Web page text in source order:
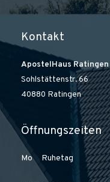
Kontakt
ApostelHaus Ratingen
Sohlstättenstr. 66
40880 Ratingen
Öffnungszeiten
Mo Ruhetag